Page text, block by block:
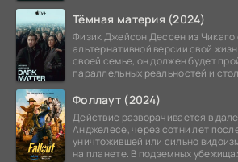
Тёмная материя (2024)
Физик Джейсон Дессен из Чикаго
альтернативной версии свой
своей семье, он должен будет
параллельных реальностей и
Фоллаут (2024)
Действие разворачивается в
Анджелесе, через сотни лет
уничтожившей или сильно
на планете. В подземных